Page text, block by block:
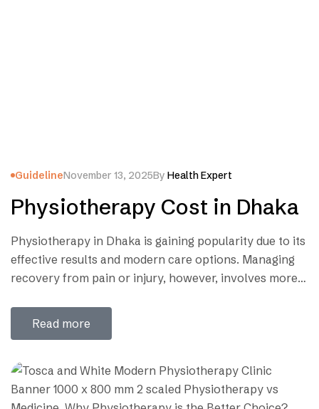
GuidelineNovember 13, 2025By Health Expert
Physiotherapy Cost in Dhaka
Physiotherapy in Dhaka is gaining popularity due to its
effective results and modern care options. Managing
recovery from pain or injury, however, involves more
treatment, and posture…
Read more